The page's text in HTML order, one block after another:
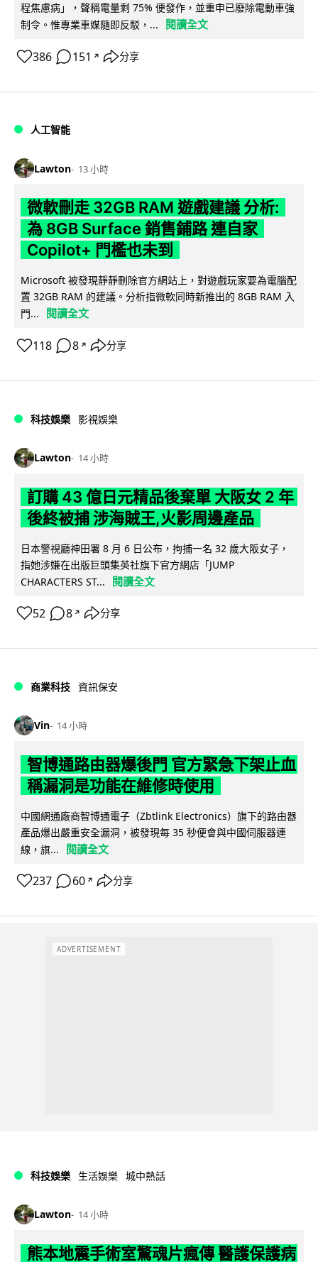
程焦慮病」，聲稱電量剩 75% 便發作，並重申已廢除電動車強
制令。惟專業車媒隨即反駁，...
閱讀全文
386 151 ↗ 分享
人工智能
Lawton 13 小時
微軟刪走 32GB RAM 遊戲建議 分析:
為 8GB Surface 銷售鋪路 連自家
Copilot+ 門檻也未到
Microsoft 被發現靜靜刪除官方網站上，對遊戲玩家要為電腦配
置 32GB RAM 的建議。分析指微軟同時新推出的 8GB RAM 入
門...
閱讀全文
118 8 ↗ 分享
科技娛樂 影視娛樂
Lawton 14 小時
訂購 43 億日元精品後棄單 大阪女 2 年
後終被捕 涉海賊王,火影周邊產品
日本警視廳神田署 8 月 6 日公布，拘捕一名 32 歲大阪女子，
指她涉嫌在出版巨頭集英社旗下官方網店「JUMP
CHARACTERS ST...
閱讀全文
52 8 ↗ 分享
商業科技 資訊保安
Vin 14 小時
智博通路由器爆後門 官方緊急下架止血
稱漏洞是功能在維修時使用
中國網通廠商智博通電子（Zbtlink Electronics）旗下的路由器
產品爆出嚴重安全漏洞，被發現每 35 秒便會與中國伺服器連
線，旗...
閱讀全文
237 60 ↗ 分享
ADVERTISEMENT
科技娛樂 生活娛樂 城中熱話
Lawton 14 小時
熊本地震手術室驚魂片瘋傳 醫護保護病